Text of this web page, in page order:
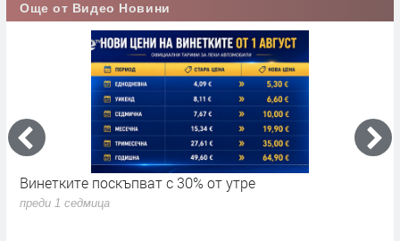
Още от Видео Новини
Винетките поскъпват с 30% от утре
преди 1 седмица